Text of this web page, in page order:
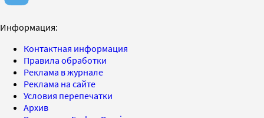
Информация:
Контактная информация
Правила обработки
Реклама в журнале
Реклама на сайте
Условия перепечатки
Архив